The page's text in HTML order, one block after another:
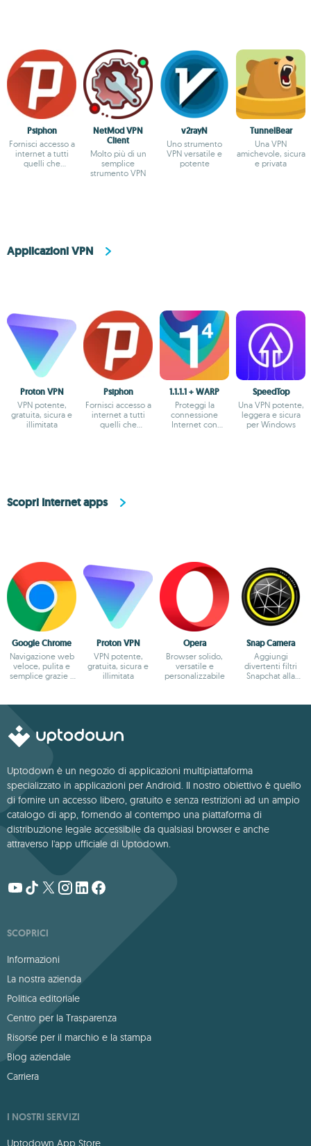
Psiphon
Fornisci accesso a
internet a tutti
quelli che
NetMod VPN
Client
Molto più di un
semplice
strumento VPN
v2rayN
Uno strumento
VPN versatile e
potente
TunnelBear
Una VPN
amichevole, sicura
e privata
Applicazioni VPN
Proton VPN
VPN potente,
gratuita, sicura e
illimitata
Psiphon
Fornisci accesso a
internet a tutti
quelli che
1.1.1.1 + WARP
Proteggi la
connessione
Internet con
SpeedTop
Una VPN potente,
leggera e sicura
per Windows
Scopri Internet apps
Google Chrome
Navigazione web
veloce, pulita e
semplice grazie a
Proton VPN
VPN potente,
gratuita, sicura e
illimitata
Opera
Browser solido,
versatile e
personalizzabile
Snap Camera
Aggiungi
divertenti filtri
Snapchat alla
Uptodown è un negozio di applicazioni multipiattaforma
specializzato in applicazioni per Android. Il nostro obiettivo è quello
di fornire un accesso libero, gratuito e senza restrizioni ad un ampio
catalogo di app, fornendo al contempo una piattaforma di
distribuzione legale accessibile da qualsiasi browser e anche
attraverso l'app ufficiale di Uptodown.
SCOPRICI
Informazioni
La nostra azienda
Politica editoriale
Centro per la Trasparenza
Risorse per il marchio e la stampa
Blog aziendale
Carriera
I NOSTRI SERVIZI
Uptodown App Store